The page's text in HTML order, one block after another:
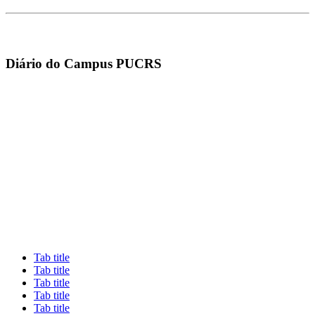
Diário do Campus PUCRS
Tab title
Tab title
Tab title
Tab title
Tab title